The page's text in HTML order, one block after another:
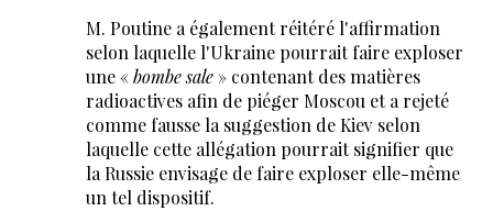
M. Poutine a également réitéré l'affirmation
selon laquelle l'Ukraine pourrait faire exploser
une «bombe sale» contenant des matières
radioactives afin de piéger Moscou et a rejeté
comme fausse la suggestion de Kiev selon
laquelle cette allégation pourrait signifier que
la Russie envisage de faire exploser elle-même
un tel dispositif.